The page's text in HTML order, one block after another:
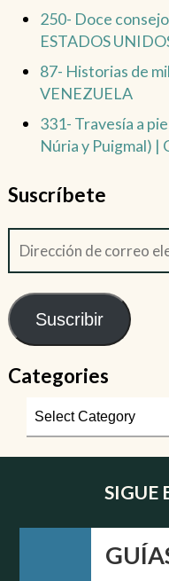
250- Doce
ESTADOS
87- Historias de
VENEZUELA
331- Travesía a
Núria y Puigmal) |
Suscríbete
Suscribir
Categories
SIGUE